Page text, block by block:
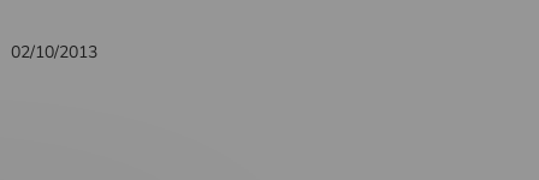
02/10/2013